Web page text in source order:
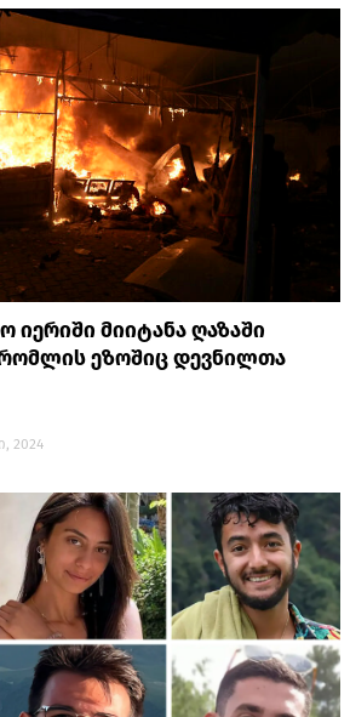
იერიში მიიტანა ღაზაში
ეზოშიც დევნილთა
2024